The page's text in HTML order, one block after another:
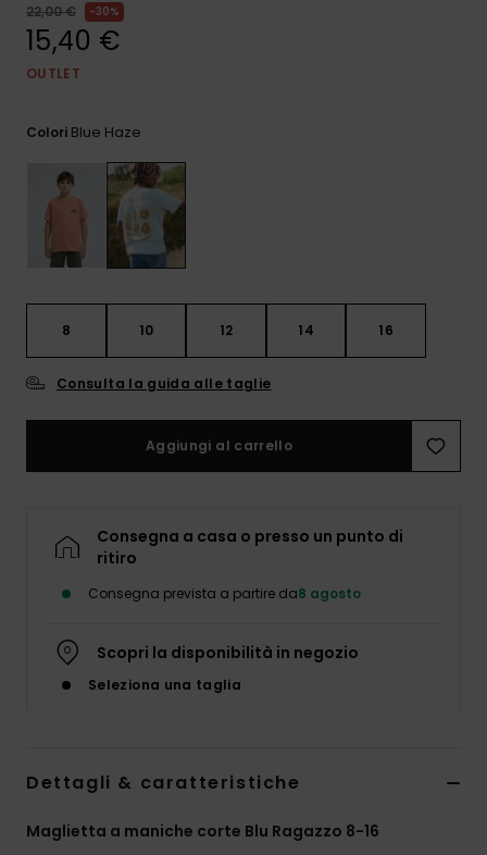
22,00 €
30%
15,40 €
OUTLET
Colori Blue Haze
8 10 12 14 16
Consulta la guida alle taglie
Aggiungi al carrello
Consegna a casa o presso un punto di
ritiro
Consegna prevista a partire da8 agosto
Scopri la disponibilità in negozio
Seleziona una taglia
Dettagli & caratteristiche
Maglietta a maniche corte Blu Ragazzo 8-16